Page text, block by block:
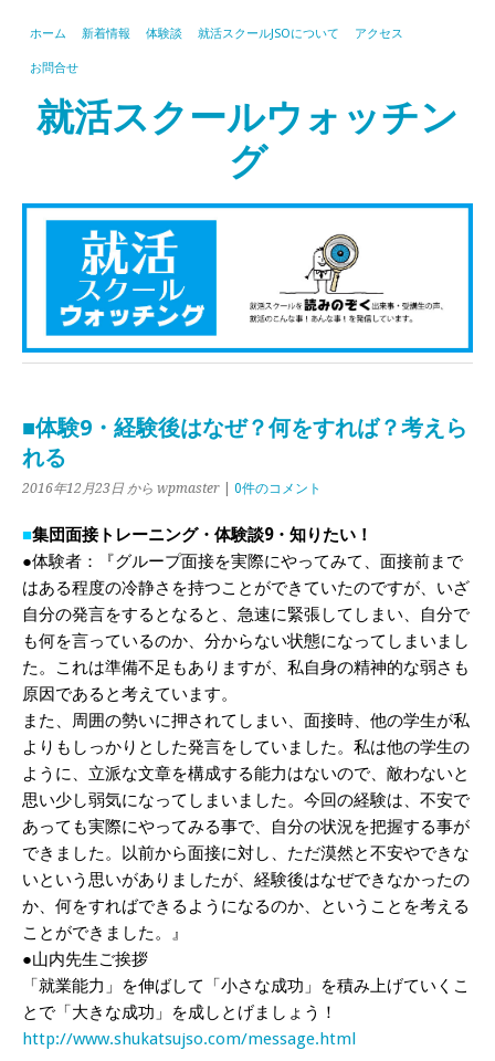
ホーム 新着情報 体験談 就活スクールJSOについて アクセス
お問合せ
就活スクールウォッチン
グ
■体験9・経験後はなぜ？何をすれば？考えら
れる
2016年12月23日 から wpmaster 0件のコメント
■集団面接トレーニング・体験談9・知りたい！
●体験者：『グループ面接を実際にやってみて、面接前まで
はある程度の冷静さを持つことができていたのですが、いざ
自分の発言をするとなると、急速に緊張してしまい、自分で
も何を言っているのか、分からない状態になってしまいまし
た。これは準備不足もありますが、私自身の精神的な弱さも
原因であると考えています。
また、周囲の勢いに押されてしまい、面接時、他の学生が私
よりもしっかりとした発言をしていました。私は他の学生の
ように、立派な文章を構成する能力はないので、敵わないと
思い少し弱気になってしまいました。今回の経験は、不安で
あっても実際にやってみる事で、自分の状況を把握する事が
できました。以前から面接に対し、ただ漠然と不安やできな
いという思いがありましたが、経験後はなぜできなかったの
か、何をすればできるようになるのか、ということを考える
ことができました。』
●山内先生ご挨拶
「就業能力」を伸ばして「小さな成功」を積み上げていくこ
とで「大きな成功」を成しとげましょう！
http://www.shukatsujso.com/message.html